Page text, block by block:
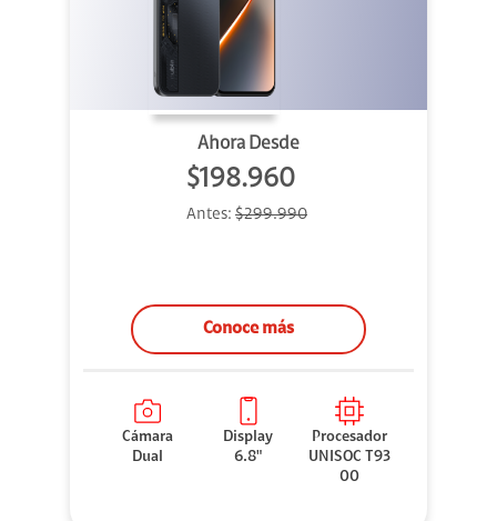
Ahora Desde
$198.960
Antes: $299.990
Conoce más
Cámara
Dual
Display
6.8"
Procesador
UNISOC T93
00